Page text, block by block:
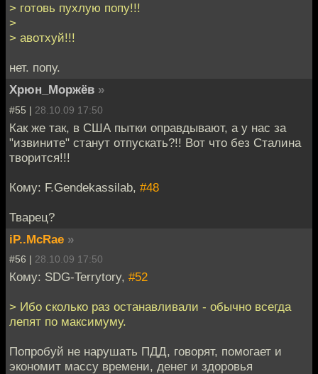
> готовь пухлую попу!!!
>
> авотхуй!!!
нет. попу.
Хрюн_Моржёв »
#55 | 28.10.09 17:50
Как же так, в США пытки оправдывают, а у нас за
"извините" станут отпускать?!! Вот что без Сталина
творится!!!
Кому: F.Gendekassilab, #48
Тварец?
iP..McRae »
#56 | 28.10.09 17:50
Кому: SDG-Terrytory, #52
> Ибо сколько раз останавливали - обычно всегда
лепят по максимуму.
Попробуй не нарушать ПДД, говорят, помогает и
экономит массу времени, денег и здоровья